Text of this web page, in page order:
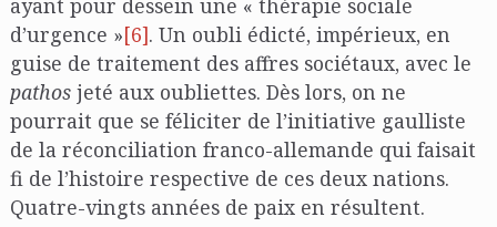
ayant pour dessein une « thérapie sociale
d’urgence »[6]. Un oubli édicté, impérieux, en
guise de traitement des affres sociétaux, avec le
pathosjeté aux oubliettes. Dès lors, on ne
pourrait que se féliciter de l’initiative gaulliste
de la réconciliation franco-allemande qui faisait
fi de l’histoire respective de ces deux nations.
Quatre-vingts années de paix en résultent.